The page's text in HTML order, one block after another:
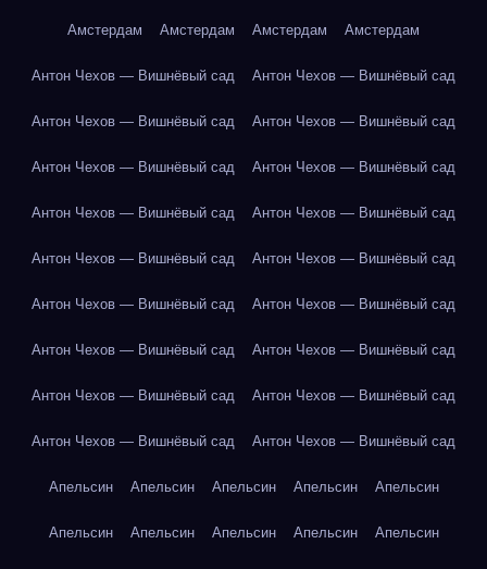
Амстердам Амстердам Амстердам Амстердам
Антон Чехов — Вишнёвый сад Антон Чехов — Вишнёвый сад
Антон Чехов — Вишнёвый сад Антон Чехов — Вишнёвый сад
Антон Чехов — Вишнёвый сад Антон Чехов — Вишнёвый сад
Антон Чехов — Вишнёвый сад Антон Чехов — Вишнёвый сад
Антон Чехов — Вишнёвый сад Антон Чехов — Вишнёвый сад
Антон Чехов — Вишнёвый сад Антон Чехов — Вишнёвый сад
Антон Чехов — Вишнёвый сад Антон Чехов — Вишнёвый сад
Антон Чехов — Вишнёвый сад Антон Чехов — Вишнёвый сад
Антон Чехов — Вишнёвый сад Антон Чехов — Вишнёвый сад
Апельсин Апельсин Апельсин Апельсин Апельсин
Апельсин Апельсин Апельсин Апельсин Апельсин